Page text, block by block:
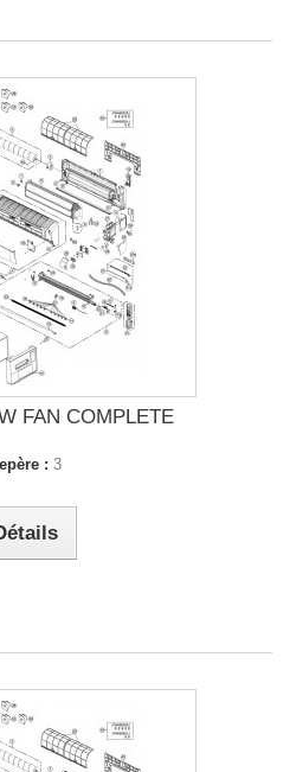
FAN COMPLETE
: 3